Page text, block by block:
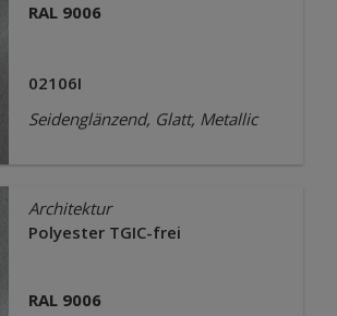
RAL 9006
02106I
Seidenglänzend, Glatt, Metallic
Architektur
Polyester TGIC-frei
RAL 9006